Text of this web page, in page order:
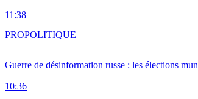
11:38
Guerre de désinformation russe : les élections
10:36
PROPOLITIQUE